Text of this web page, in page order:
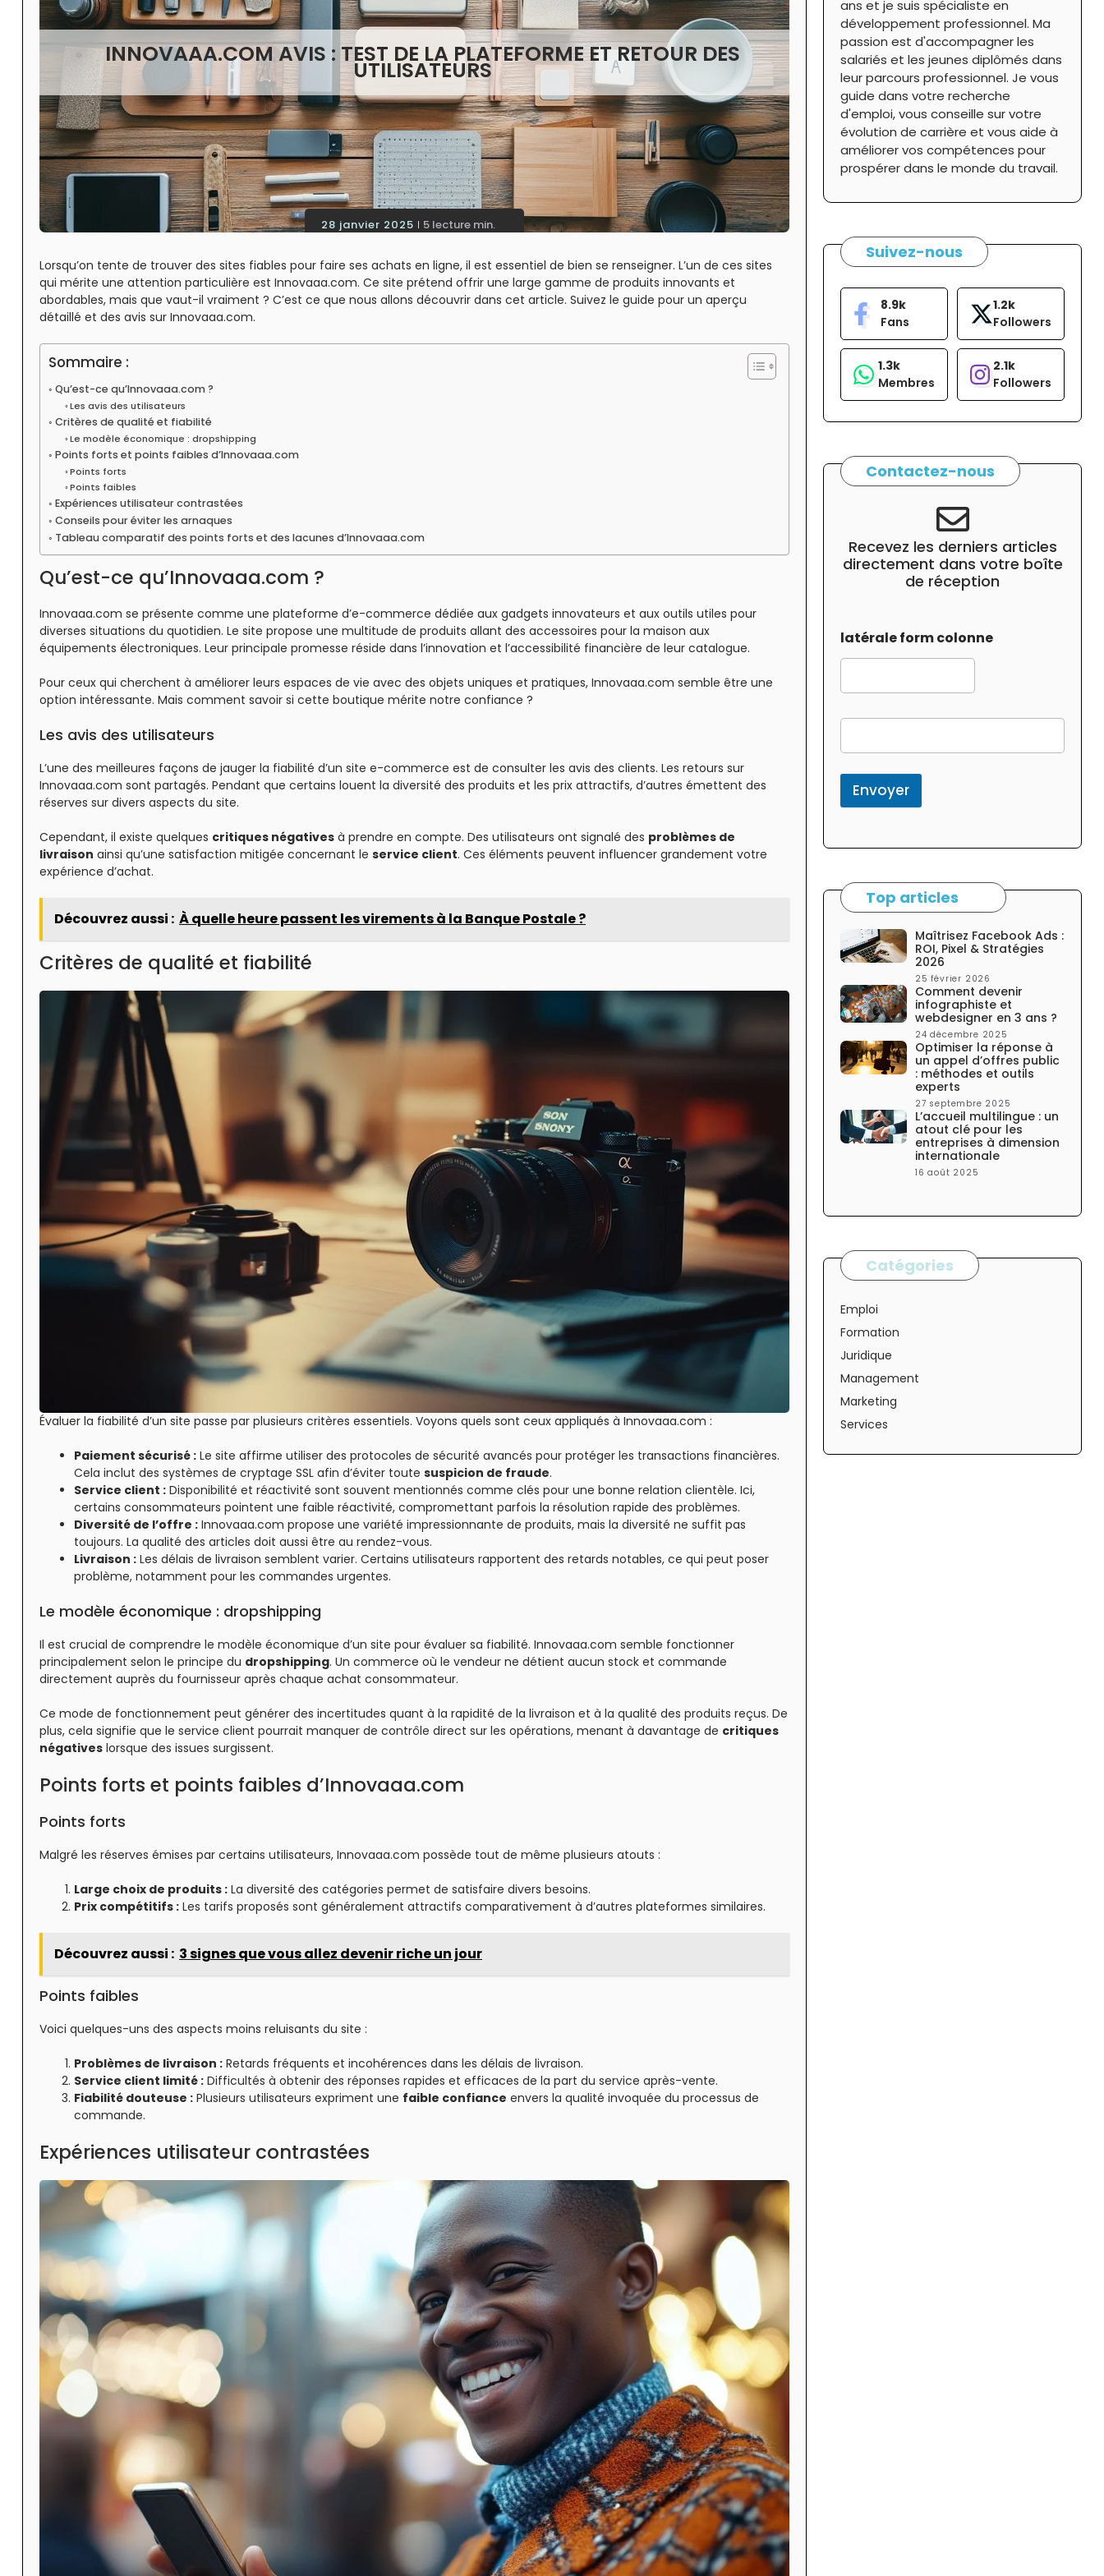
INNOVAAA.COM AVIS : TEST DE LA PLATEFORME ET RETOUR DES
UTILISATEURS
28 janvier 2025 5 lecture min.
Lorsqu’on tente de trouver des sites fiables pour faire ses achats en ligne, il est essentiel de bien se renseigner. L’un de ces sites
qui mérite une attention particulière est Innovaaa.com. Ce site prétend offrir une large gamme de produits innovants et
abordables, mais que vaut-il vraiment ? C’est ce que nous allons découvrir dans cet article. Suivez le guide pour un aperçu
détaillé et des avis sur Innovaaa.com.
Sommaire :
Qu’est-ce qu’Innovaaa.com ?
Les avis des utilisateurs
Critères de qualité et fiabilité
Le modèle économique : dropshipping
Points forts et points faibles d’Innovaaa.com
Points forts
Points faibles
Expériences utilisateur contrastées
Conseils pour éviter les arnaques
Tableau comparatif des points forts et des lacunes d’Innovaaa.com
Qu’est-ce qu’Innovaaa.com ?
Innovaaa.com se présente comme une plateforme d’e-commerce dédiée aux gadgets innovateurs et aux outils utiles pour
diverses situations du quotidien. Le site propose une multitude de produits allant des accessoires pour la maison aux
équipements électroniques. Leur principale promesse réside dans l’innovation et l’accessibilité financière de leur catalogue.
Pour ceux qui cherchent à améliorer leurs espaces de vie avec des objets uniques et pratiques, Innovaaa.com semble être une
option intéressante. Mais comment savoir si cette boutique mérite notre confiance ?
Les avis des utilisateurs
L’une des meilleures façons de jauger la fiabilité d’un site e-commerce est de consulter les avis des clients. Les retours sur
Innovaaa.com sont partagés. Pendant que certains louent la diversité des produits et les prix attractifs, d’autres émettent des
réserves sur divers aspects du site.
Cependant, il existe quelques critiques négatives à prendre en compte. Des utilisateurs ont signalé des problèmes de
livraison ainsi qu’une satisfaction mitigée concernant le service client. Ces éléments peuvent influencer grandement votre
expérience d’achat.
Découvrez aussi : À quelle heure passent les virements à la Banque Postale ?
Critères de qualité et fiabilité
Évaluer la fiabilité d’un site passe par plusieurs critères essentiels. Voyons quels sont ceux appliqués à Innovaaa.com :
Paiement sécurisé : Le site affirme utiliser des protocoles de sécurité avancés pour protéger les transactions financières.
Cela inclut des systèmes de cryptage SSL afin d’éviter toute suspicion de fraude.
Service client : Disponibilité et réactivité sont souvent mentionnés comme clés pour une bonne relation clientèle. Ici,
certains consommateurs pointent une faible réactivité, compromettant parfois la résolution rapide des problèmes.
Diversité de l’offre : Innovaaa.com propose une variété impressionnante de produits, mais la diversité ne suffit pas
toujours. La qualité des articles doit aussi être au rendez-vous.
Livraison : Les délais de livraison semblent varier. Certains utilisateurs rapportent des retards notables, ce qui peut poser
problème, notamment pour les commandes urgentes.
Le modèle économique : dropshipping
Il est crucial de comprendre le modèle économique d’un site pour évaluer sa fiabilité. Innovaaa.com semble fonctionner
principalement selon le principe du dropshipping. Un commerce où le vendeur ne détient aucun stock et commande
directement auprès du fournisseur après chaque achat consommateur.
Ce mode de fonctionnement peut générer des incertitudes quant à la rapidité de la livraison et à la qualité des produits reçus. De
plus, cela signifie que le service client pourrait manquer de contrôle direct sur les opérations, menant à davantage de critiques
négatives lorsque des issues surgissent.
Points forts et points faibles d’Innovaaa.com
Points forts
Malgré les réserves émises par certains utilisateurs, Innovaaa.com possède tout de même plusieurs atouts :
Large choix de produits : La diversité des catégories permet de satisfaire divers besoins.
Prix compétitifs : Les tarifs proposés sont généralement attractifs comparativement à d’autres plateformes similaires.
Découvrez aussi : 3 signes que vous allez devenir riche un jour
Points faibles
Voici quelques-uns des aspects moins reluisants du site :
Problèmes de livraison : Retards fréquents et incohérences dans les délais de livraison.
Service client limité : Difficultés à obtenir des réponses rapides et efficaces de la part du service après-vente.
Fiabilité douteuse : Plusieurs utilisateurs expriment une faible confiance envers la qualité invoquée du processus de
commande.
Expériences utilisateur contrastées
ans et je suis spécialiste en
développement professionnel. Ma
passion est d'accompagner les
salariés et les jeunes diplômés dans
leur parcours professionnel. Je vous
guide dans votre recherche
d'emploi, vous conseille sur votre
évolution de carrière et vous aide à
améliorer vos compétences pour
prospérer dans le monde du travail.
Suivez-nous
8.9k
Fans
1.2k
Followers
1.3k
Membres
2.1k
Followers
Contactez-nous
Recevez les derniers articles
directement dans votre boîte
de réception
latérale form colonne
f
r
m
o
n
e
l
a
é
r
l
e
Envoyer
Top articles
Maîtrisez Facebook Ads :
ROI, Pixel & Stratégies
2026
25 février 2026
Comment devenir
infographiste et
webdesigner en 3 ans ?
24 décembre 2025
Optimiser la réponse à
un appel d’offres public
: méthodes et outils
experts
27 septembre 2025
L’accueil multilingue : un
atout clé pour les
entreprises à dimension
internationale
16 août 2025
Catégories
Emploi
Formation
Juridique
Management
Marketing
Services